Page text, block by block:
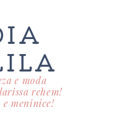
e moda
rehem!
e meninice!